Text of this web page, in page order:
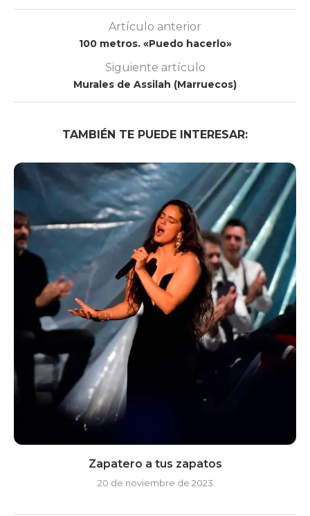
Artículo anterior
100 metros. «Puedo hacerlo»
Siguiente artículo
Murales de Assilah (Marruecos)
TAMBIÉN TE PUEDE INTERESAR:
Zapatero a tus zapatos
20 de noviembre de 2023